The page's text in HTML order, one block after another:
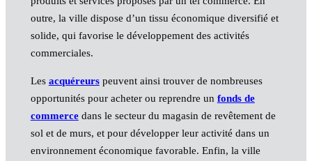
outre, la ville dispose d’un tissu économique diversifié et
solide, qui favorise le développement des activités
commerciales.
Les acquéreurspeuvent ainsi trouver de nombreuses
opportunités pour acheter ou reprendre un fonds de
commercedans le secteur du magasin de revêtement de
sol et de murs, et pour développer leur activité dans un
environnement économique favorable. Enfin, la ville